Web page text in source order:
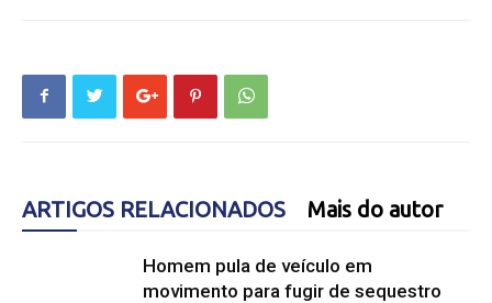
ARTIGOS RELACIONADOS Mais do autor
Homem pula de veículo em
movimento para fugir de sequestro